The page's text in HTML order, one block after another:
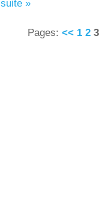
suite »
Pages: << 1 2 3